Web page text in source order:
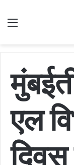
Menu
एल
दिवस